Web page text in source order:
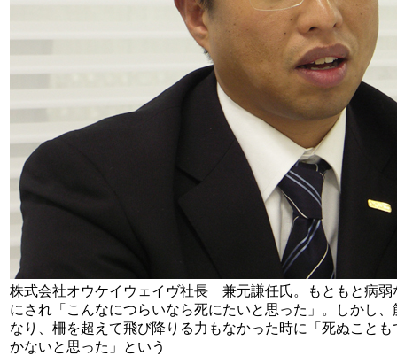
株式会社オウケイウェイヴ社長 兼元謙任氏。もともと病弱
にされ「こんなにつらいなら死にたいと思った」。しかし
なり、柵を超えて飛び降りる力もなかった時に「死ぬこと
かないと思った」という